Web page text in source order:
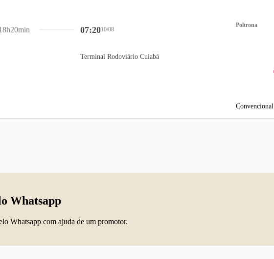
07:2010/08
Terminal Rodoviário Cuiabá
Poltrona
Convencional
Whatsapp
Whatsapp com ajuda de um promotor.